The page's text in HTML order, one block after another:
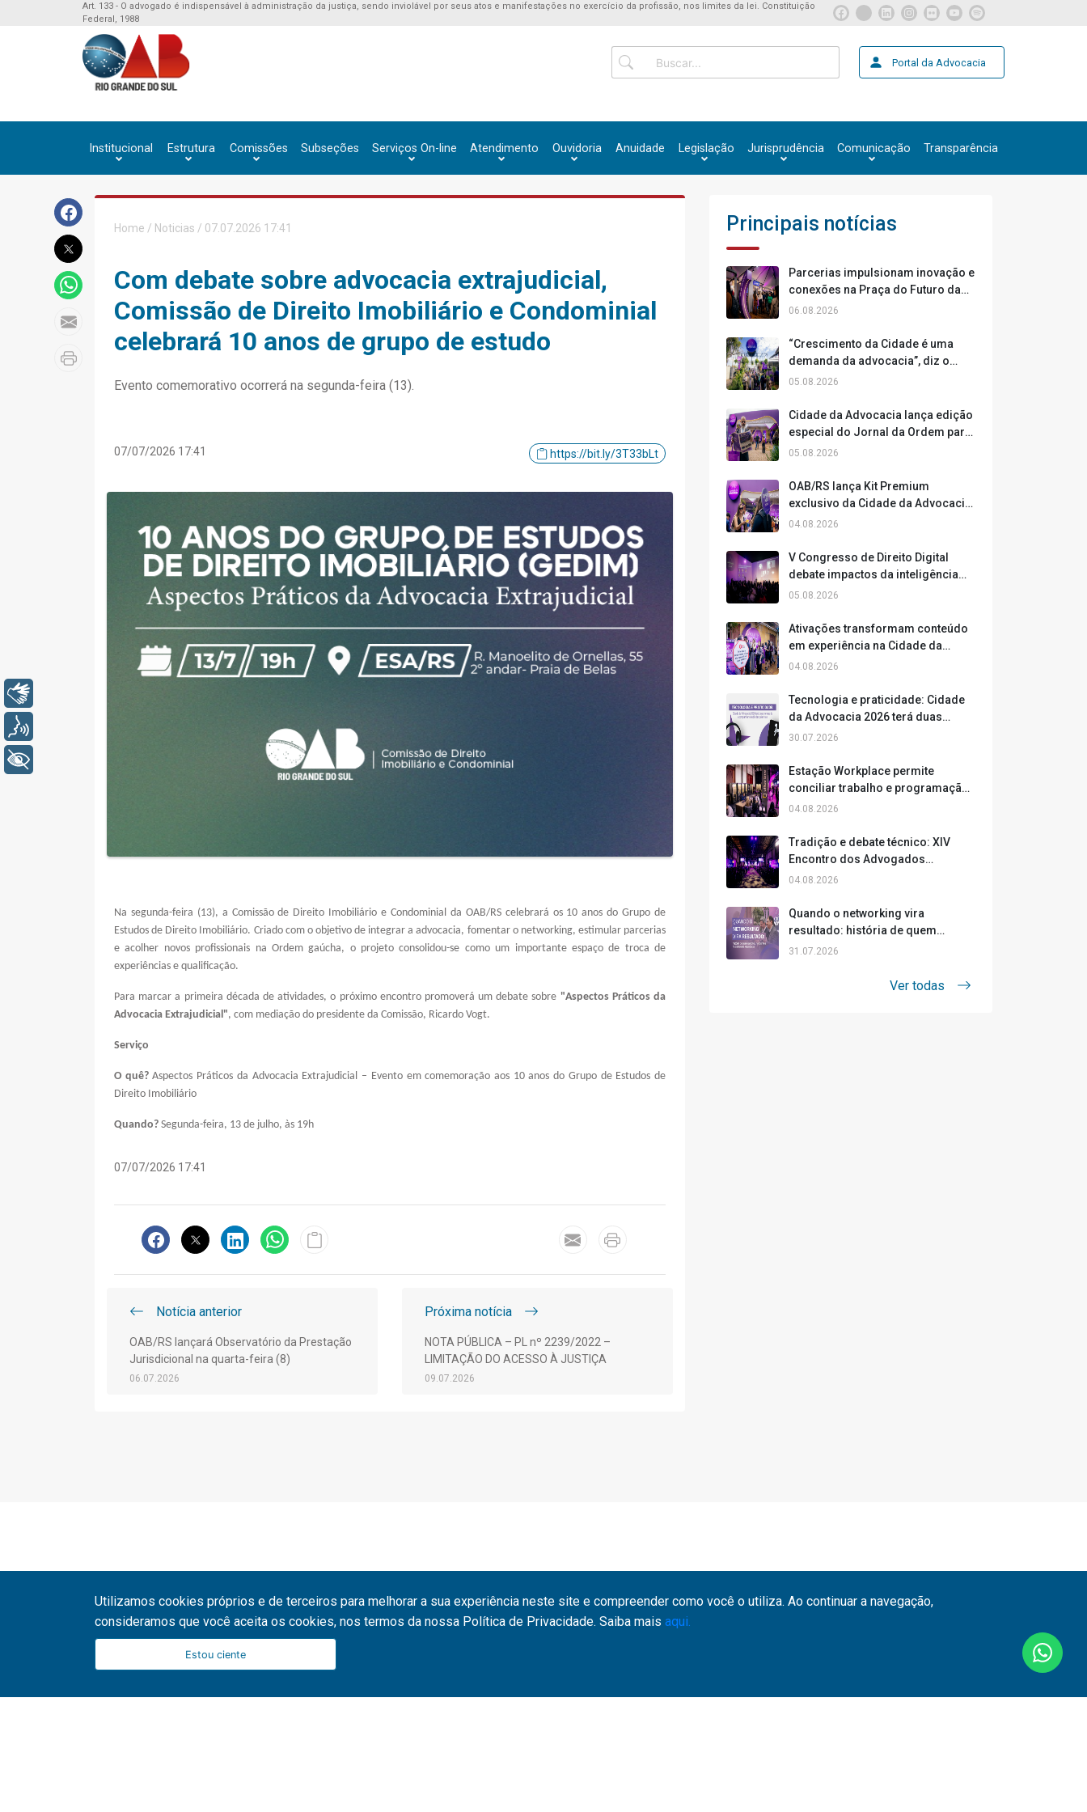
Art. 133 - O advogado é indispensável à administração da justiça, sendo inviolável por seus atos e manifestações no exercício da profissão, nos limites da lei. Constituição
Federal, 1988
Portal da Advocacia
Institucional Estrutura Comissões Subseções Serviços On-line Atendimento Ouvidoria Anuidade Legislação Jurisprudência Comunicação Transparência
Home / Noticias / 07.07.2026 17:41
Com debate sobre advocacia extrajudicial,
Comissão de Direito Imobiliário e Condominial
celebrará 10 anos de grupo de estudo
Evento comemorativo ocorrerá na segunda-feira (13).
07/07/2026 17:41 https://bit.ly/3T33bLt
Na segunda-feira (13), a Comissão de Direito Imobiliário e Condominial da OAB/RS celebrará os 10 anos do Grupo de
Estudos de Direito Imobiliário. Criado com o objetivo de integrar a advocacia, fomentar o networking, estimular parcerias
e acolher novos profissionais na Ordem gaúcha, o projeto consolidou-se como um importante espaço de troca de
experiências e qualificação.
Para marcar a primeira década de atividades, o próximo encontro promoverá um debate sobre "Aspectos Práticos da
Advocacia Extrajudicial", com mediação do presidente da Comissão, Ricardo Vogt.
Serviço
O quê?Aspectos Práticos da Advocacia Extrajudicial – Evento em comemoração aos 10 anos do Grupo de Estudos de
Direito Imobiliário
Quando? Segunda-feira, 13 de julho, às 19h
07/07/2026 17:41
Notícia anterior
OAB/RS lançará Observatório da Prestação
Jurisdicional na quarta-feira (8)
06.07.2026
Próxima notícia
NOTA PÚBLICA – PL nº 2239/2022 –
LIMITAÇÃO DO ACESSO À JUSTIÇA
09.07.2026
Principais notícias
Parcerias impulsionam inovação e
conexões na Praça do Futuro da
Cidade da Advocacia
06.08.2026
“Crescimento da Cidade é uma
demanda da advocacia”, diz o
presidente da OAB/RS, Leonardo
05.08.2026
Cidade da Advocacia lança edição
especial do Jornal da Ordem para
ampliar a experiência dos
05.08.2026
OAB/RS lança Kit Premium
exclusivo da Cidade da Advocacia
2026
04.08.2026
V Congresso de Direito Digital
debate impactos da inteligência
artificial, ética e inovação
05.08.2026
Ativações transformam conteúdo
em experiência na Cidade da
Advocacia
04.08.2026
Tecnologia e praticidade: Cidade
da Advocacia 2026 terá duas
formas de acompanhar o áudio
30.07.2026
Estação Workplace permite
conciliar trabalho e programação
da Cidade da Advocacia
04.08.2026
Tradição e debate técnico: XIV
Encontro dos Advogados
Previdenciaristas abre a Cidade da
04.08.2026
Quando o networking vira
resultado: história de quem
ampliou horizontes na Cidade da
31.07.2026
Ver todas
Utilizamos cookies próprios e de terceiros para melhorar a sua experiência neste site e compreender como você o utiliza. Ao continuar a navegação,
consideramos que você aceita os cookies, nos termos da nossa Política de Privacidade. Saiba mais aqui.
Estou ciente